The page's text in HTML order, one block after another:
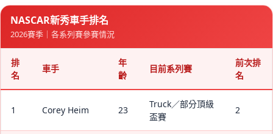
NASCAR新秀車手排名
2026賽季｜各系列賽參賽情況
排
名
車手
年
齡
目前系列賽
前次排
名
1 Corey Heim 23
Truck／部分頂級
盃賽
2